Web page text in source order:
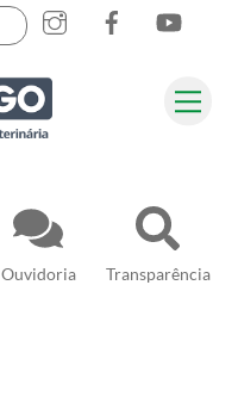
Ouvidoria Transparência